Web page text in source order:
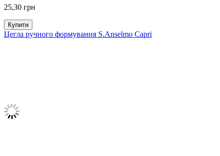
25,30 грн
Купити
Цегла ручного формування S.Anselmo Capri